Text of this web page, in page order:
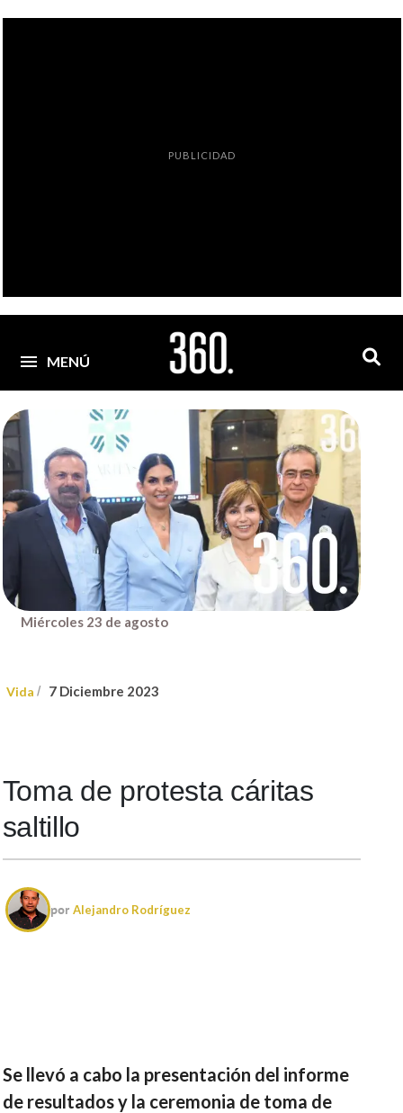
PUBLICIDAD
MENÚ
Miércoles 23 de agosto
Vida / 7 Diciembre 2023
Toma de protesta cáritas
saltillo
porAlejandro Rodríguez
Se llevó a cabo la presentación del informe
de resultados y la ceremonia de toma de